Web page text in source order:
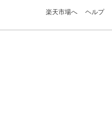
楽天市場へ ヘルプ